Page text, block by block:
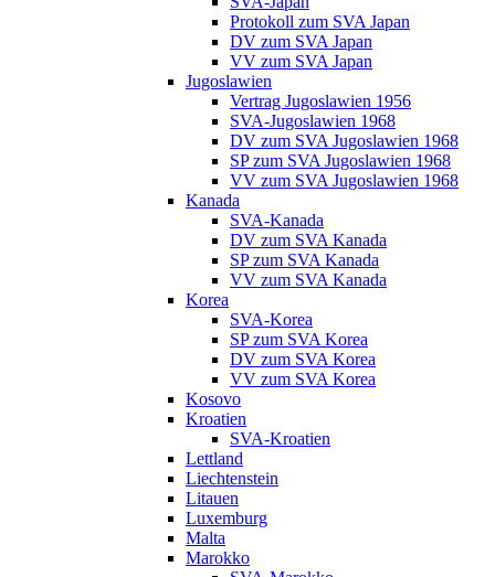
Protokoll zum SVA Japan
DV zum SVA Japan
VV zum SVA Japan
Jugoslawien
Vertrag Jugoslawien 1956
SVA-Jugoslawien 1968
DV zum SVA Jugoslawien 1968
SP zum SVA Jugoslawien 1968
VV zum SVA Jugoslawien 1968
Kanada
SVA-Kanada
DV zum SVA Kanada
SP zum SVA Kanada
VV zum SVA Kanada
Korea
SVA-Korea
SP zum SVA Korea
DV zum SVA Korea
VV zum SVA Korea
Kosovo
Kroatien
SVA-Kroatien
Lettland
Liechtenstein
Litauen
Luxemburg
Malta
Marokko